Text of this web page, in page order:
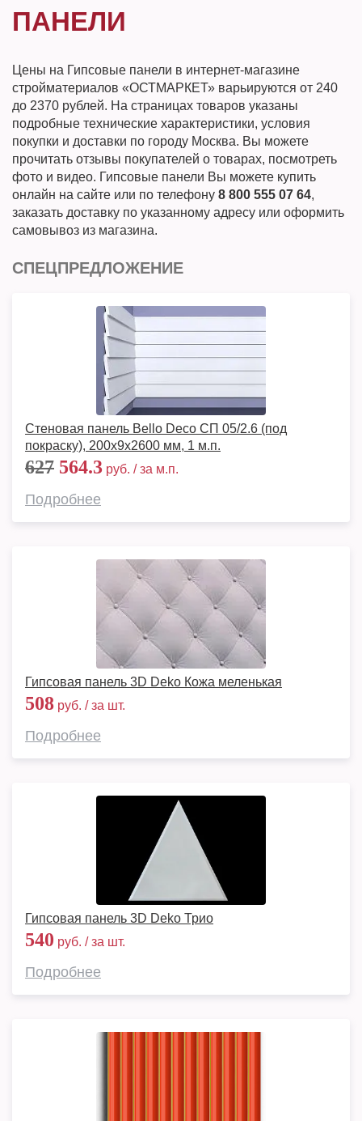
ПАНЕЛИ
Цены на Гипсовые панели в интернет-магазине
стройматериалов «ОСТМАРКЕТ» варьируются от 240
до 2370 рублей. На страницах товаров указаны
подробные технические характеристики, условия
покупки и доставки по городу Москва. Вы можете
прочитать отзывы покупателей о товарах, посмотреть
фото и видео. Гипсовые панели Вы можете купить
онлайн на сайте или по телефону 8 800 555 07 64,
заказать доставку по указанному адресу или оформить
самовывоз из магазина.
СПЕЦПРЕДЛОЖЕНИЕ
Стеновая панель Bello Deco СП 05/2.6 (под
покраску), 200x9х2600 мм, 1 м.п.
627 564.3 руб. / за м.п.
Подробнее
Гипсовая панель 3D Deko Кожа меленькая
508 руб. / за шт.
Подробнее
Гипсовая панель 3D Deko Трио
540 руб. / за шт.
Подробнее